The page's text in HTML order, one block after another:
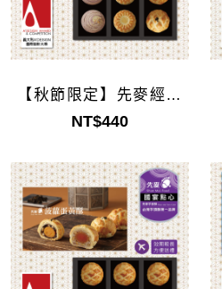
【秋節限定】先麥經典
禮盒6入(企業採購)
NT$440